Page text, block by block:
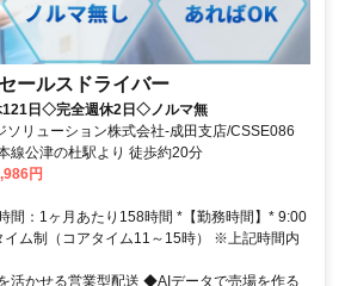
ールスドライバー
日◇完全週休2日◇ノルマ無
ソリューション株式会社-成田支店/CSSE086
線公津の杜駅より 徒歩約20分
円
間：1ヶ月あたり158時間 *【勤務時間】* 9:00
イム制（コアタイム11～15時） ※上記時間内
活かせる営業型配送 ◆AIデータで売場を作る